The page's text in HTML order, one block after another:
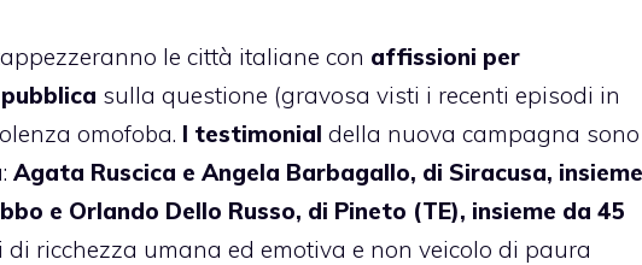
le città italiane con affissioni per
sulla questione (gravosa visti i recenti episodi in
omofoba. I testimonial della nuova campagna sono
Agata Ruscica e Angela Barbagallo, di Siracusa, insieme
e Orlando Dello Russo, di Pineto (TE), insieme da 45
ricchezza umana ed emotiva e non veicolo di paura